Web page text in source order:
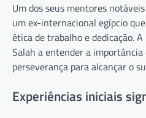
Um dos seus mentores
um ex-internacional egípcio
ética de trabalho e dedicação.
Salah a entender a importância
perseverança para alcançar o
Experiências iniciais